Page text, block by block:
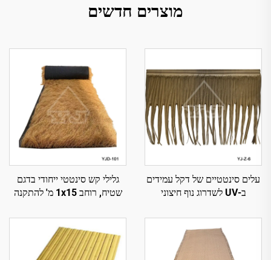
מוצרים חדשים
עלים סינטטיים של דקל עמידים
ב-UV לשדרוג נוף חיצוני
גלילי קש סינטטי ייחודי בדגם
שטיח, רוחב 1x15 מ' להתקנה